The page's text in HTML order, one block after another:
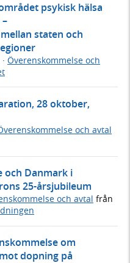
psykisk hälsa
staten och
· Överenskommelse och
28 oktober,
och avtal
och Danmark i
25-årsjubileum
och avtal från
om
dopning på